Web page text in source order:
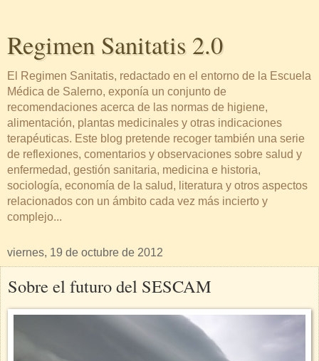
Regimen Sanitatis 2.0
El Regimen Sanitatis, redactado en el entorno de la Escuela
Médica de Salerno, exponía un conjunto de
recomendaciones acerca de las normas de higiene,
alimentación, plantas medicinales y otras indicaciones
terapéuticas. Este blog pretende recoger también una serie
de reflexiones, comentarios y observaciones sobre salud y
enfermedad, gestión sanitaria, medicina e historia,
sociología, economía de la salud, literatura y otros aspectos
relacionados con un ámbito cada vez más incierto y
complejo...
viernes, 19 de octubre de 2012
Sobre el futuro del SESCAM